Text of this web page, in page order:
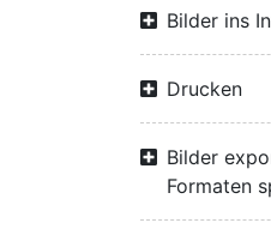
Bilder ins
Drucken
Bilder
Formaten